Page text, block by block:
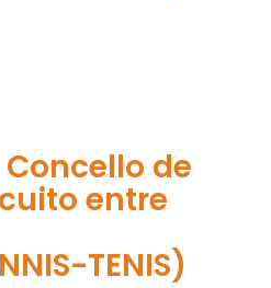
Concello de
entre
TENIS)